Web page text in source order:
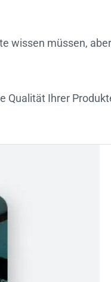
wissen müssen,
Qualität Ihrer